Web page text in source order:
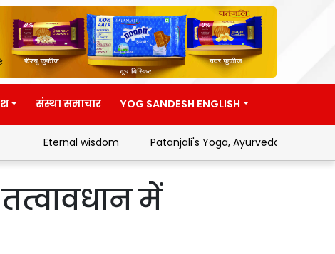
संस्था समाचार YOG SANDESH ENGLISH
Eternal wisdom Patanjali's Yoga, Ayurveda and
में